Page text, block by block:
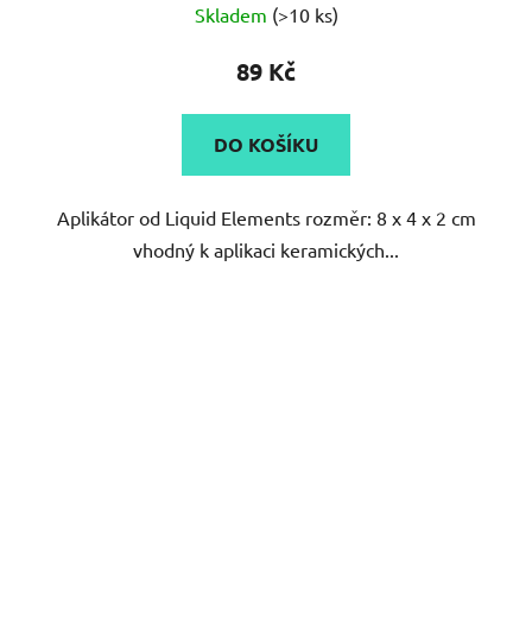
Skladem (>10 ks)
89 Kč
DO KOŠÍKU
Aplikátor od Liquid Elements rozměr: 8 x 4 x 2 cm
vhodný k aplikaci keramických...